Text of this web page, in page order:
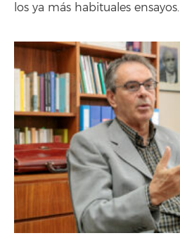
los ya más habituales ensayos.